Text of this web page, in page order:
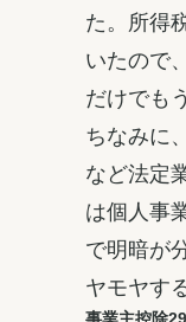
た。所得
いたので
だけでも
ちなみに
など法定
は個人事
で明暗が
ヤモヤす